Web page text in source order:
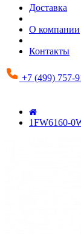
Доставка
О компании
Контакты
+7 (499) 757-
1FW6160-